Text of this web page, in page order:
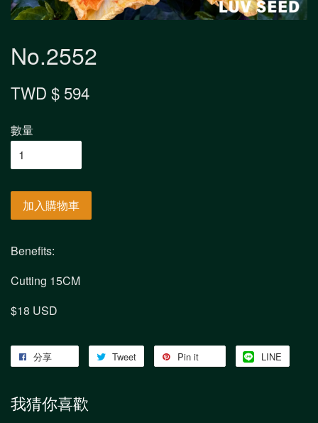
No.2552
TWD $ 594
數量
加入購物車
Benefits:
Cutting 15CM
$18 USD
分享 Tweet Pin it LINE
我猜你喜歡